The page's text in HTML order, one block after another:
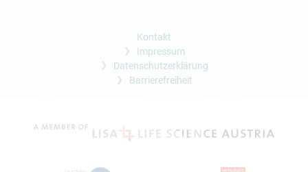
Kontakt
Impressum
Datenschutzerklärung
Barrierefreiheit